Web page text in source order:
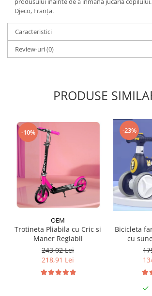
Djeco, Franța.
Caracteristici
Review-uri(0)
PRODUSE
-10%
OEM
Trotineta Pliabila cu Cric si
Maner Reglabil
243,02 Lei
218,91 Lei
-23%
Bicicleta
cu